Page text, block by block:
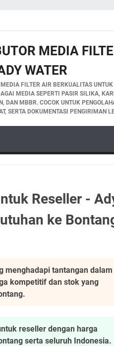
MEDIA
WATER
FILTER AIR BERKUALITAS
MEDIA SEPERTI PASIR SILIKA,
DAN MBBR. COCOK UNTUK
SERTA DOKUMENTASI PENGIRIMAN
Reseller -
ke
menghadapi tantangan dalam
kompetitif dan stok yang
reseller dengan harga
serta seluruh Indonesia.